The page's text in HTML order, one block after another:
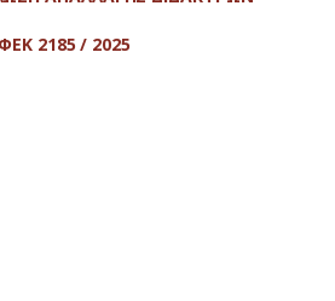
ΦΕΚ 2185 / 2025